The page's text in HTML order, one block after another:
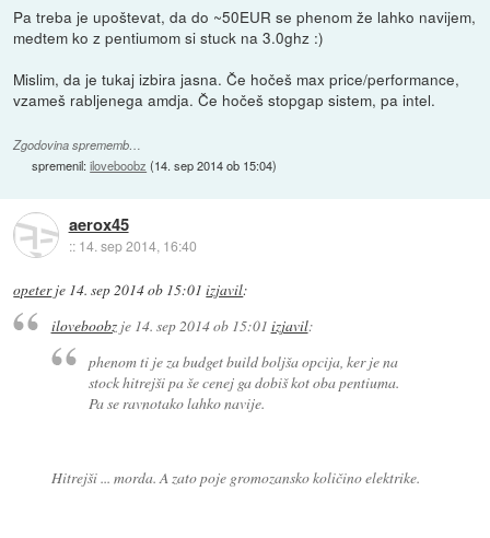
Pa treba je upoštevat, da do ~50EUR se phenom že lahko navijem,
medtem ko z pentiumom si stuck na 3.0ghz :)
Mislim, da je tukaj izbira jasna. Če hočeš max price/performance,
vzameš rabljenega amdja. Če hočeš stopgap sistem, pa intel.
Zgodovina sprememb…
spremenil:iloveboobz (14. sep 2014 ob 15:04)
aerox45
:: 14. sep 2014, 16:40
opeterje 14. sep 2014 ob 15:01 izjavil:
iloveboobzje 14. sep 2014 ob 15:01 izjavil:
phenom ti je za budget build boljša opcija, ker je na
stock hitrejši pa še cenej ga dobiš kot oba pentiuma.
Pa se ravnotako lahko navije.
Hitrejši ... morda. A zato poje gromozansko količino elektrike.